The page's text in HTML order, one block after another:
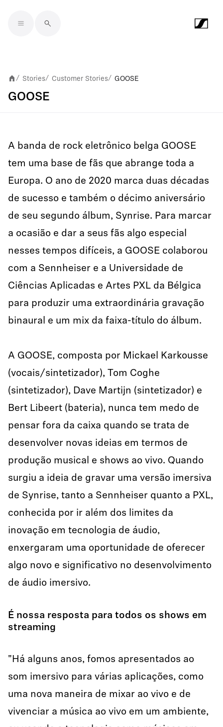
/ Stories/ Customer Stories/ GOOSE
GOOSE
A banda de rock eletrônico belga GOOSE
tem uma base de fãs que abrange toda a
Europa. O ano de 2020 marca duas décadas
de sucesso e também o décimo aniversário
de seu segundo álbum, Synrise. Para marcar
a ocasião e dar a seus fãs algo especial
nesses tempos difíceis, a GOOSE colaborou
com a Sennheiser e a Universidade de
Ciências Aplicadas e Artes PXL da Bélgica
para produzir uma extraordinária gravação
binaural e um mix da faixa-título do álbum.
A GOOSE, composta por Mickael Karkousse
(vocais/sintetizador), Tom Coghe
(sintetizador), Dave Martijn (sintetizador) e
Bert Libeert (bateria), nunca tem medo de
pensar fora da caixa quando se trata de
desenvolver novas ideias em termos de
produção musical e shows ao vivo. Quando
surgiu a ideia de gravar uma versão imersiva
de Synrise, tanto a Sennheiser quanto a PXL,
conhecida por ir além dos limites da
inovação em tecnologia de áudio,
enxergaram uma oportunidade de oferecer
algo novo e significativo no desenvolvimento
de áudio imersivo.
É nossa resposta para todos os shows em
streaming
"Há alguns anos, fomos apresentados ao
som imersivo para várias aplicações, como
uma nova maneira de mixar ao vivo e de
vivenciar a música ao vivo em um ambiente,